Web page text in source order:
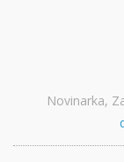
Novinarka,